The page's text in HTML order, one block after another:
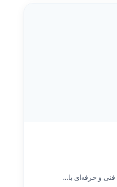
و حرفه‌ای با...